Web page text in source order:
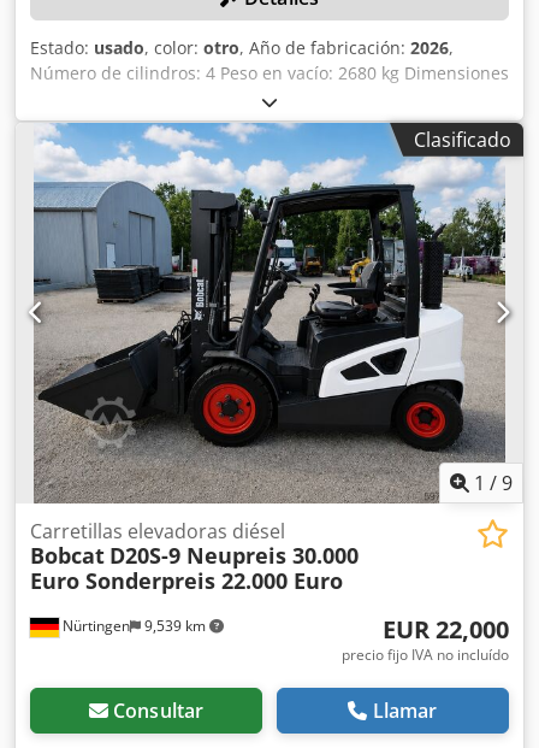
Estado: usado, color: otro, Año de fabricación: 2026,
Número de cilindros: 4 Peso en vacío: 2680 kg Dimensiones
(largo x ancho x alto): 337 x 172 x 197 cm Sistema de
cambio rápido: sí Peso propio: 2680 kg Dimensiones de
transporte: 3378 x 1727 x 1972 mm Marca y modelo del
motor: Kubota V2403 Potencia: 36,5 kW / 48,9 CV Cilindros:
4 Tamaño de los neumáticos: ruedas delanteras y traseras:
30x10-16 Ancho de la pala: 1730 mm Equipamiento:
sistema de cambio rápido mecánico Csdpfxezrv Ulo Ahhsrf
Función adicional: Sin certificación ni registro CE Sin
documentación
Clasificado
1 /9
Nürtingen 9,539 km
Carretillas elevadoras diésel
Bobcat D20S-9 Neupreis 30.000
Euro Sonderpreis 22.000 Euro
EUR 22,000
precio fijo IVA no incluído
Consultar Llamar